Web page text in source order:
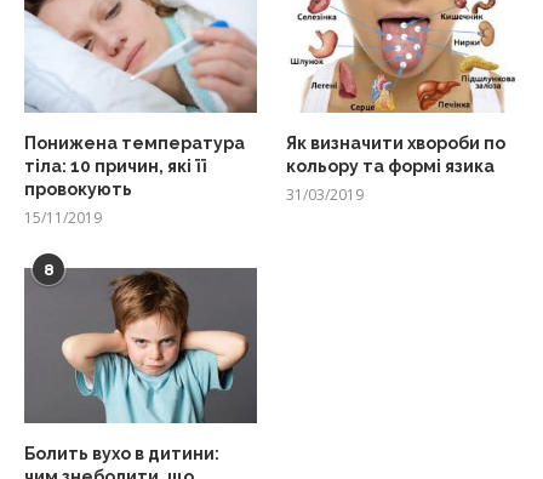
Понижена температура
тіла: 10 причин, які її
провокують
15/11/2019
Як визначити хвороби по
кольору та формі язика
31/03/2019
8
Болить вухо в дитини: